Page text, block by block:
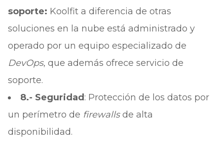
soporte: Koolfit a diferencia de otras
soluciones en la nube está administrado y
operado por un equipo especializado de
DevOps, que además ofrece servicio de
soporte.
8.- Seguridad : Protección de los datos por
un perímetro de firewallsde alta
disponibilidad.